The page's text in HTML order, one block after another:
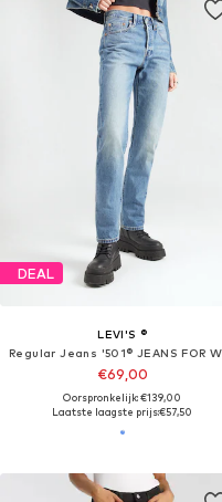
DEAL
LEVI'S ®
€69,00
Oorspronkelijk: €139,00
Laatste laagste prijs:€57,50